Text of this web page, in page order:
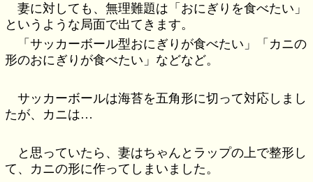
妻に対しても、無理難題は「おにぎりを食べたい」
というような局面で出てきます。
「サッカーボール型おにぎりが食べたい」「カニの
形のおにぎりが食べたい」などなど。
サッカーボールは海苔を五角形に切って対応しまし
たが、カニは…
と思っていたら、妻はちゃんとラップの上で整形し
て、カニの形に作ってしまいました。